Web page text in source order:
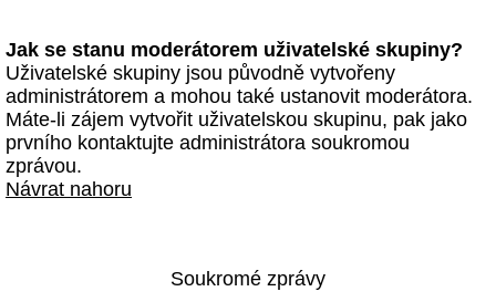
Jak se stanu moderátorem uživatelské skupiny?
Uživatelské skupiny jsou původně vytvořeny
administrátorem a mohou také ustanovit moderátora.
Máte-li zájem vytvořit uživatelskou skupinu, pak jako
prvního kontaktujte administrátora soukromou
zprávou.
Návrat nahoru
Soukromé zprávy